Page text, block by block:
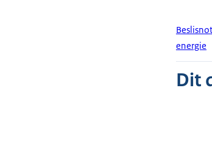
energie
Dit